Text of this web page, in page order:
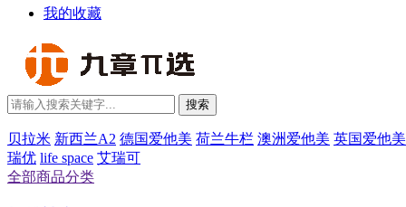
我的收藏
搜索
贝拉米 新西兰A2 德国爱他美 荷兰牛栏 澳洲爱他美 英国爱他美
瑞优 life space 艾瑞可
全部商品分类